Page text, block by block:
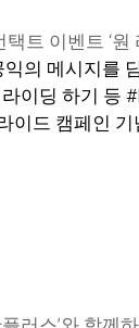
트 이벤트 ‘원
의 메시지를
이딩 하기 등
이드 캠페인